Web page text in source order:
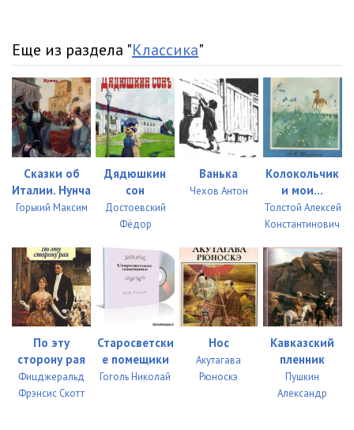
Еще из раздела "Классика"
Сказки об
Италии. Нунча
Горький Максим
Дядюшкин
сон
Достоевский
Фёдор
Ванька
Чехов Антон
Колокольчик
и мои...
Толстой Алексей
Константинович
По эту
сторону рая
Фицджеральд
Фрэнсис Скотт
Старосветски
е помещики
Гоголь Николай
Нос
Акутагава
Рюноскэ
Кавказский
пленник
Пушкин
Александр